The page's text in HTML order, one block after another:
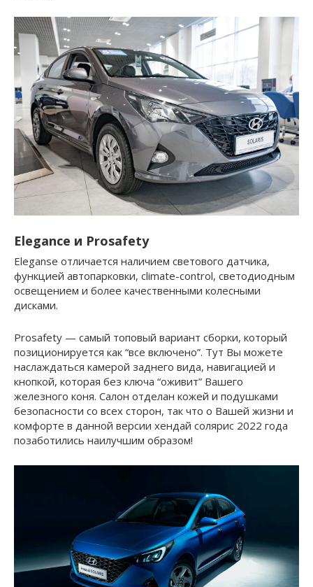
Elegance и Prosafety
Eleganse отличается наличием светового датчика,
функцией автопарковки, climate-control, светодиодным
освещением и более качественными колесными
дисками.
Prosafety — самый топовый вариант сборки, который
позиционируется как “все включено”. Тут Вы можете
наслаждаться камерой заднего вида, навигацией и
кнопкой, которая без ключа “оживит” Вашего
железного коня. Cалон отделан кожей и подушками
безопасности со всех сторон, так что о Вашей жизни и
комфорте в данной версии хендай солярис 2022 года
позаботились наилучшим образом!